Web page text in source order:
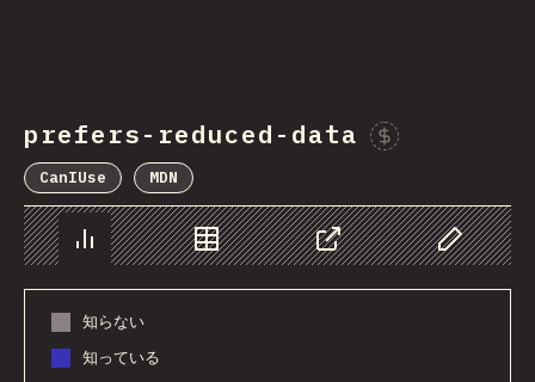
prefers-reduced-data
CanIUse MDN
チャート データ シェア Customize
知らない
知っている